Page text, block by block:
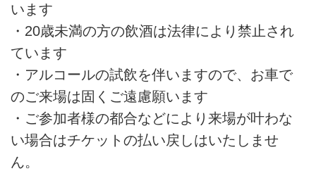
います
・20歳未満の方の飲酒は法律により禁止され
ています
・アルコールの試飲を伴いますので、お車で
のご来場は固くご遠慮願います
・ご参加者様の都合などにより来場が叶わな
い場合はチケットの払い戻しはいたしませ
ん。